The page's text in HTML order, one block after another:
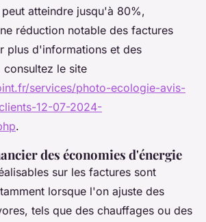
atteindre jusqu'à 80%,
réduction notable des factures
plus d'informations et des
le site
services/photo-ecologie-avis-
12-07-2024-
.
des économies d'énergie
sur les factures sont
lorsque l'on ajuste des
tels que des chauffages ou des